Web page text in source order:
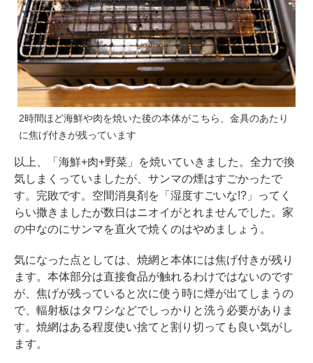
2時間ほど海鮮や肉を焼いた後の本体がこちら、金具のあたり
に焦げ付きが残っています
以上、「海鮮+肉+野菜」を焼いていきました。全力で換
気しまくっていましたが、サンマの煙はすごかったで
す。完敗です。空間消臭剤を「湿度すごいな!?」ってく
らい撒きましたが数日はニオイがとれませんでした。家
の中なのにサンマを直火で焼くのはやめましょう。
気になった点としては、焼網と本体には焦げ付きが残り
ます。本体部分は直接食品が触れるわけではないのです
が、焦げが残っていると次に使う時に煙が出てしまうの
で、輻射板はタワシなどでしっかりと洗う必要がありま
す。焼網はある程度使い捨てと割り切っても良い気がし
ます。